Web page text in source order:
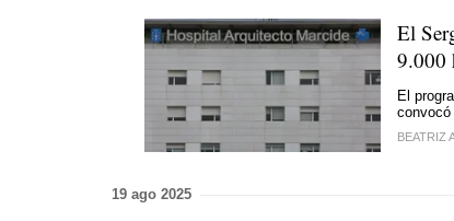
El
9.000
El
convocó
BEATRIZ
19 ago 2025